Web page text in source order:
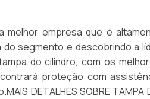
melhor empresa que é
do segmento e descobrindo a
do cilindro, com os
proteção com
DETALHES SOBRE TAMPA